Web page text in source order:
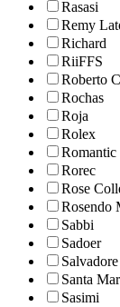
Rasasi
Remy
Richard
RiiFFS
Roberto
Rochas
Roja
Rolex
Romantic
Rorec
Rose
Rosendo
Sabbi
Sadoer
Santa
Sasimi